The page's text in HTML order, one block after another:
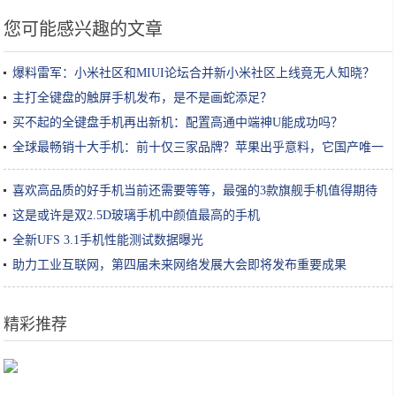
您可能感兴趣的文章
爆料雷军：小米社区和MIUI论坛合并新小米社区上线竟无人知晓？
主打全键盘的触屏手机发布，是不是画蛇添足？
买不起的全键盘手机再出新机：配置高通中端神U能成功吗？
全球最畅销十大手机：前十仅三家品牌？苹果出乎意料，它国产唯一
喜欢高品质的好手机当前还需要等等，最强的3款旗舰手机值得期待
这是或许是双2.5D玻璃手机中颜值最高的手机
全新UFS 3.1手机性能测试数据曝光
助力工业互联网，第四届未来网络发展大会即将发布重要成果
精彩推荐